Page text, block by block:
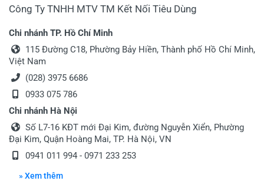
Công Ty TNHH MTV TM Kết Nối Tiêu Dùng
Chi nhánh TP. Hồ Chí Minh
115 Đường C18, Phường Bảy Hiền, Thành phố Hồ Chí Minh,
Việt Nam
(028) 3975 6686
0933 075 786
Chi nhánh Hà Nội
Số L7-16 KĐT mới Đại Kim, đường Nguyễn Xiển, Phường
Đại Kim, Quận Hoàng Mai, TP. Hà Nội, VN
0941 011 994 - 0971 233 253
» Xem thêm